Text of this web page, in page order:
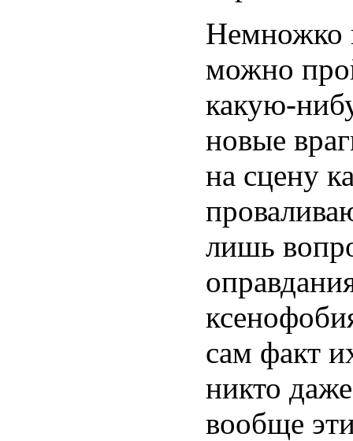
Немножко
можно
какую-
новые
на сцену
лишь
сам факт
никто
вообще